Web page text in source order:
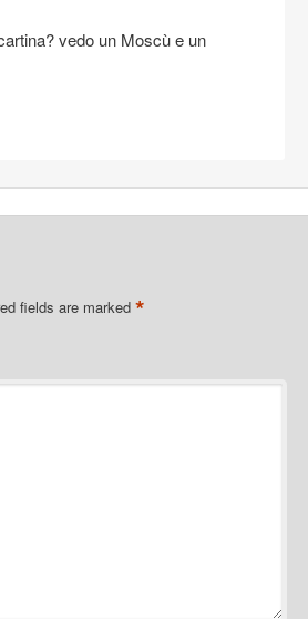
vedo un Moscù e un
fields are marked*